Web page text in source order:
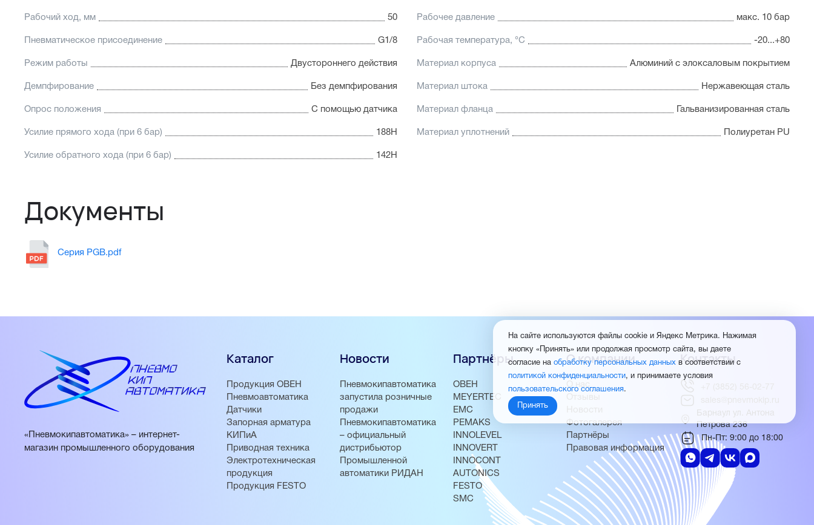
Рабочий ход, мм 50 Рабочее давление макс. 10 бар
Пневматическое присоединение G1/8 Рабочая температура, °C -20...+80
Режим работы Двустороннего действия Материал корпуса Алюминий с элоксаловым покрытием
Демпфирование Без демпфирования Материал штока Нержавеющая сталь
Опрос положения С помощью датчика Материал фланца Гальванизированная сталь
Усилие прямого хода (при 6 бар) 188Н Материал уплотнений Полиуретан PU
Усилие обратного хода (при 6 бар) 142Н
Документы
Серия PGB.pdf
«Пневмокипавтоматика» – интернет-
магазин промышленного оборудования
Каталог
Продукция ОВЕН
Пневмоавтоматика
Датчики
Запорная арматура
КИПиА
Приводная техника
Электротехническая
продукция
Продукция FESTO
Новости
Пневмокипавтоматика
запустила розничные
продажи
Пневмокипавтоматика
– официальный
дистрибьютор
Промышленной
автоматики РИДАН
Партнёры
ОВЕН
MEYERTEC
EMC
PEMAKS
INNOLEVEL
INNOVERT
INNOCONT
AUTONICS
FESTO
SMC
О компании
О нас
Отзывы
Новости
Фотогалерея
Партнёры
Правовая информация
Контакты
+7 (3852) 56-02-77
sales@pnevmokip.ru
Барнаул ул. Антона
Петрова 236
Пн-Пт: 9:00 до 18:00
На сайте используются файлы cookie и Яндекс Метрика. Нажимая
кнопку «Принять» или продолжая просмотр сайта, вы даете
согласие на обработку персональных данных в соответствии с
политикой конфиденциальности, и принимаете условия
пользовательского соглашения.
Принять